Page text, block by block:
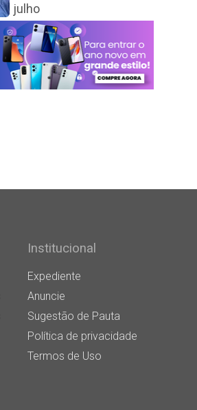
julho
Institucional
Expediente
Anuncie
Sugestão de Pauta
Política de privacidade
Termos de Uso